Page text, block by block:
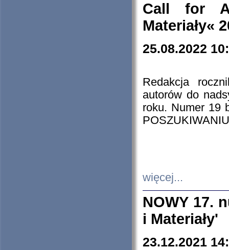
Call for
Materiały«
25.08.2022
Redakcja
autorów do
roku. Numer 19
więcej...
NOWY 17.
i Materiały'
23.12.2021